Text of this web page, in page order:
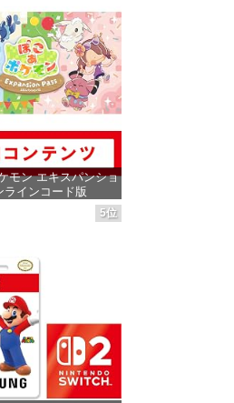
モン エキスパンショ
ラインコード版
価格：¥4,400
5位